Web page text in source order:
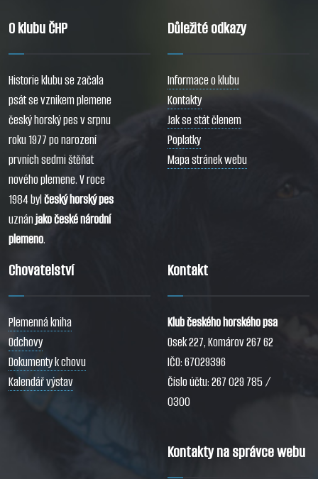
O klubu ČHP
Historie klubu se začala
psát se vznikem plemene
český horský pes v srpnu
roku 1977 po narození
prvních sedmi štěňat
nového plemene. V roce
1984 bylčeský horský pes
uznánjako české národní
plemeno.
Důležité odkazy
Informace o klubu
Kontakty
Jak se stát členem
Poplatky
Mapa stránek webu
Chovatelství
Plemenná kniha
Odchovy
Dokumenty k chovu
Kalendář výstav
Kontakt
Klub českého horského psa
Osek 227, Komárov 267 62
IČO: 67029396
Číslo účtu: 267 029 785 /
0300
Kontakty na správce webu